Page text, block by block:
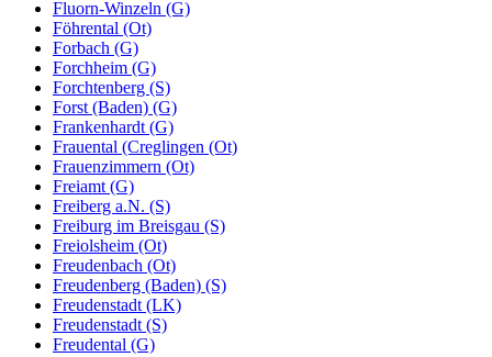
Fluorn-Winzeln (G)
Föhrental (Ot)
Forbach (G)
Forchheim (G)
Forchtenberg (S)
Forst (Baden) (G)
Frankenhardt (G)
Frauental (Creglingen (Ot)
Frauenzimmern (Ot)
Freiamt (G)
Freiberg a.N. (S)
Freiburg im Breisgau (S)
Freiolsheim (Ot)
Freudenbach (Ot)
Freudenberg (Baden) (S)
Freudenstadt (LK)
Freudenstadt (S)
Freudental (G)